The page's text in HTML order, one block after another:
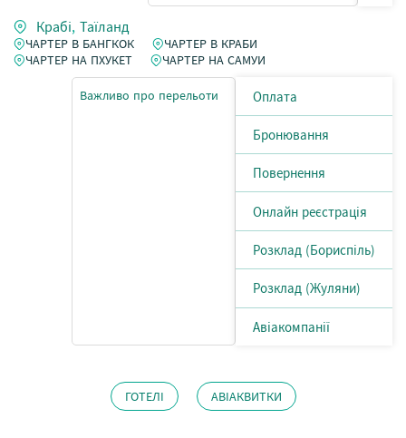
Крабі, Таїланд
ЧАРТЕР В БАНГКОК
ЧАРТЕР В КРАБИ
ЧАРТЕР НА ПХУКЕТ
ЧАРТЕР НА САМУИ
Важливо про перельоти Оплата
Бронювання
Повернення
Онлайн реєстрація
Розклад (Бориспіль)
Розклад (Жуляни)
Авіакомпанії
ГОТЕЛІ АВІАКВИТКИ